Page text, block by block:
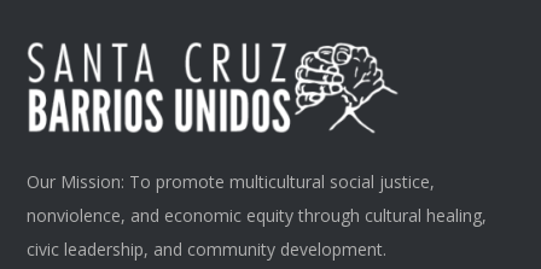
Our Mission: To promote multicultural social justice,
nonviolence, and economic equity through cultural healing,
civic leadership, and community development.